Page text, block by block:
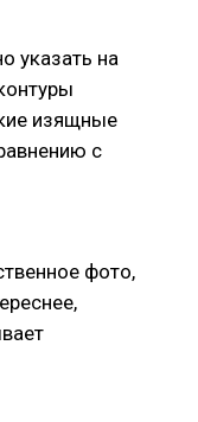
указать на
изящные
с
фото,